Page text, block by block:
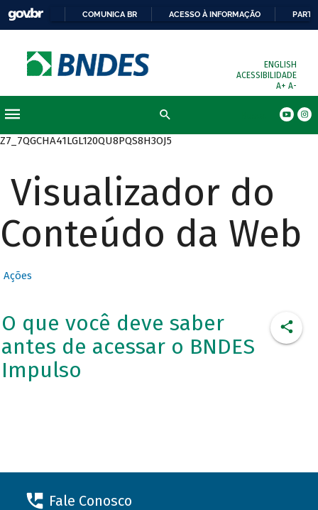
COMUNICA BR ACESSO À INFORMAÇÃO
ENGLISH
ACESSIBILIDADE
A+ A-
Z7_7QGCHA41LGL120QU8PQS8H3OJ5
Visualizador do
Conteúdo da Web
Ações
O que você deve saber
antes de acessar o BNDES
Impulso
Fale Conosco